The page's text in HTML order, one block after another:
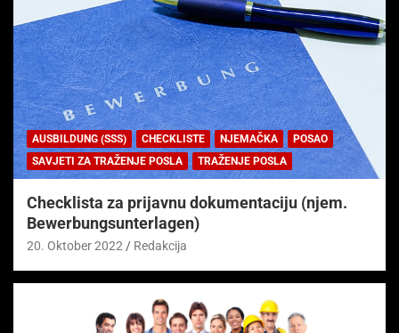
AUSBILDUNG (SSS) CHECKLISTE NJEMAČKA
POSAO
SAVJETI ZA TRAŽENJE POSLA
TRAŽENJE POSLA
Checklista za prijavnu dokumentaciju (njem.
Bewerbungsunterlagen)
20. Oktober 2022 Redakcija